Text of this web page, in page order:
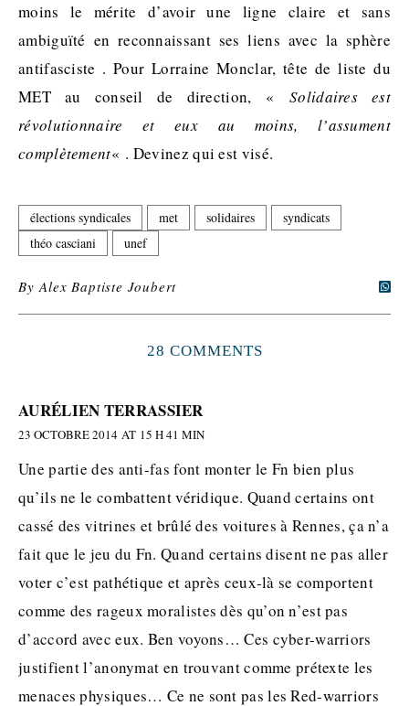
moins le mérite d’avoir une ligne claire et sans
ambiguïté en reconnaissant ses liens avec la sphère
antifasciste . Pour Lorraine Monclar, tête de liste du
MET au conseil de direction, «Solidaires est
révolutionnaire et eux au moins, l’assument
complètement« . Devinez qui est visé.
élections syndicales met solidaires
syndicats
théo casciani
unef
ByAlex Baptiste Joubert
28 COMMENTS
AURÉLIEN TERRASSIER
23 OCTOBRE 2014 AT 15 H 41 MIN
Une partie des anti-fas font monter le Fn bien plus
qu’ils ne le combattent véridique. Quand certains ont
cassé des vitrines et brûlé des voitures à Rennes, ça n’a
fait que le jeu du Fn. Quand certains disent ne pas aller
voter c’est pathétique et après ceux-là se comportent
comme des rageux moralistes dès qu’on n’est pas
d’accord avec eux. Ben voyons… Ces cyber-warriors
justifient l’anonymat en trouvant comme prétexte les
menaces physiques… Ce ne sont pas les Red-warriors